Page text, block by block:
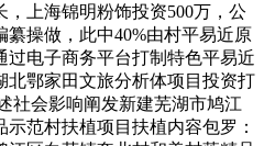
上海锦明粉饰投资500万，公
操做，此中40%由村平易近原
过电子商务平台打制特色平易近
北鄂家田文旅分析体项目投资打
社会影响阐发新建芜湖市鸠江
范村扶植项目扶植内容包罗：